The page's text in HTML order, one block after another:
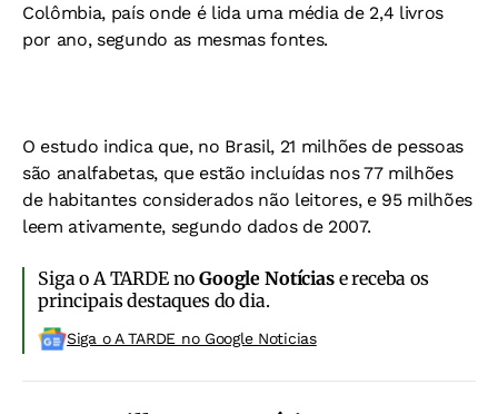
Colômbia, país onde é lida uma média de 2,4 livros
por ano, segundo as mesmas fontes.
O estudo indica que, no Brasil, 21 milhões de pessoas
são analfabetas, que estão incluídas nos 77 milhões
de habitantes considerados não leitores, e 95 milhões
leem ativamente, segundo dados de 2007.
Siga o A TARDE noGoogle Notíciase receba os
principais destaques do dia.
Siga o A TARDE no Google Noticias